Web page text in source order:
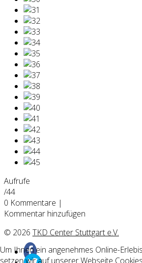
Aufrufe
/44
0 Kommentare |
Kommentar hinzufügen
© 2026 TKD Center Stuttgart e.V.
Um Ihnen ein angenehmes Online-
setzen wir auf unserer Webseite